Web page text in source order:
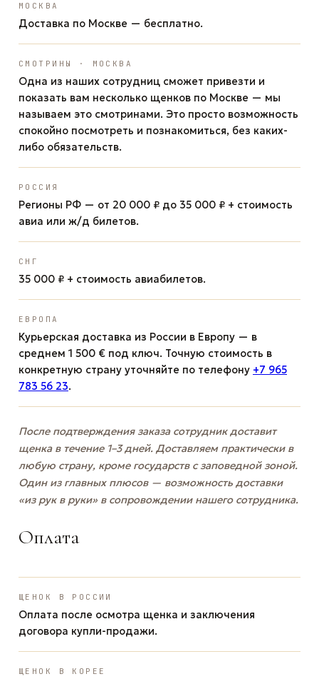
МОСКВА
Доставка по Москве — бесплатно.
СМОТРИНЫ · МОСКВА
Одна из наших сотрудниц сможет привезти и
показать вам несколько щенков по Москве — мы
называем это смотринами. Это просто возможность
спокойно посмотреть и познакомиться, без каких-
либо обязательств.
РОССИЯ
Регионы РФ — от 20 000 ₽ до 35 000 ₽ + стоимость
авиа или ж/д билетов.
СНГ
35 000 ₽ + стоимость авиабилетов.
ЕВРОПА
Курьерская доставка из России в Европу — в
среднем 1 500 € под ключ. Точную стоимость в
конкретную страну уточняйте по телефону +7 965
783 56 23.
После подтверждения заказа сотрудник доставит
щенка в течение 1–3 дней. Доставляем практически в
любую страну, кроме государств с заповедной зоной.
Один из главных плюсов — возможность доставки
«из рук в руки» в сопровождении нашего сотрудника.
Оплата
ЩЕНОК В РОССИИ
Оплата после осмотра щенка и заключения
договора купли-продажи.
ЩЕНОК В КОРЕЕ